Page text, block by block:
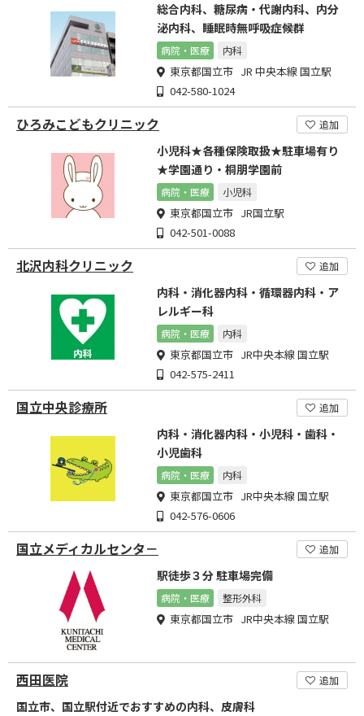
総合内科、糖尿病・代謝内科、内分
泌内科、睡眠時無呼吸症候群
病院・医療 内科
東京都国立市 JR 中央本線 国立駅
042-580-1024
ひろみこどもクリニック 追加
小児科★各種保険取扱★駐車場有り
★学園通り・桐朋学園前
病院・医療 小児科
東京都国立市 JR国立駅
042-501-0088
北沢内科クリニック 追加
内科・消化器内科・循環器内科・ア
レルギー科
病院・医療 内科
東京都国立市 JR中央本線 国立駅
042-575-2411
国立中央診療所 追加
内科・消化器内科・小児科・歯科・
小児歯科
病院・医療 内科
東京都国立市 JR中央本線 国立駅
042-576-0606
国立メディカルセンタ－ 追加
駅徒歩３分 駐車場完備
病院・医療 整形外科
東京都国立市 JR中央本線 国立駅
西田医院 追加
国立市、国立駅付近でおすすめの内科、皮膚科